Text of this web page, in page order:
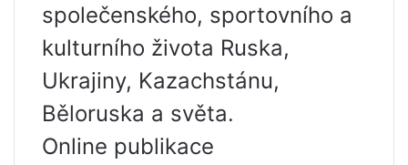
společenského, sportovního a
kulturního života Ruska,
Ukrajiny, Kazachstánu,
Běloruska a světa.
Online publikace